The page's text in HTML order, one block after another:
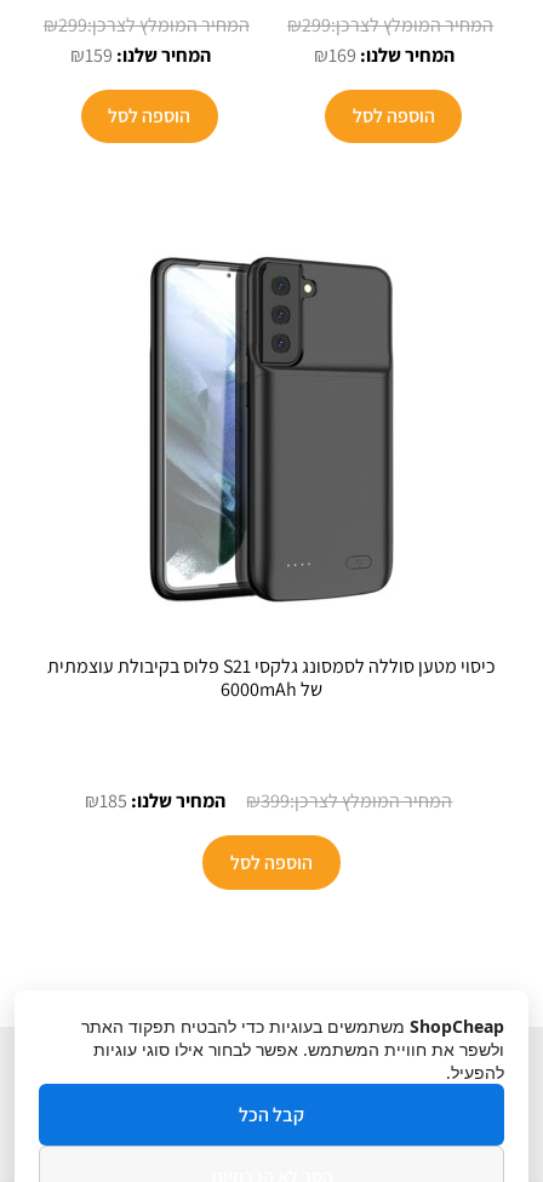
₪299 המחיר
₪169 המחיר
הוספה לסל
₪299
₪159
הוספה לסל
כיסוי מטען סוללה לסמסונג גלקסי S21 פלוס בקיבולת עוצמתית
של 6000mAh
₪399
המחיר
המקורי
היה:
₪399.
₪185
הוספה לסל
ShopCheap משתמשים בעוגיות כדי להבטיח תפקוד האתר
ולשפר את חוויית המשתמש. אפשר לבחור אילו סוגי עוגיות
להפעיל.
קבל הכל